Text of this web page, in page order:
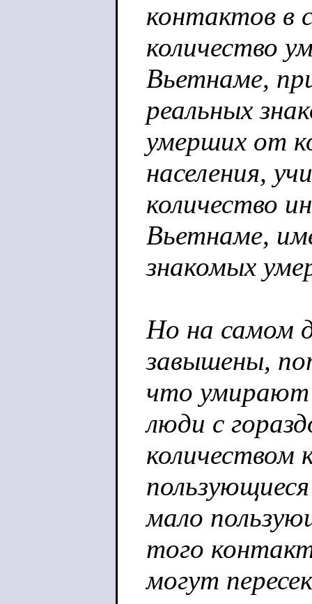
контактов в
количество
Вьетнаме,
реальных
умерших от
населения,
количество
Вьетнаме,
знакомых
Но на самом
завышены,
что умирают
люди с
количеством
мало
того
могут